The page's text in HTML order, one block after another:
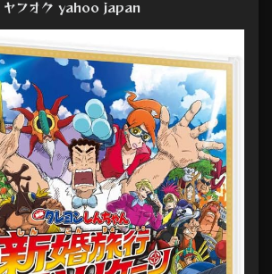
ヤフオク yahoo japan